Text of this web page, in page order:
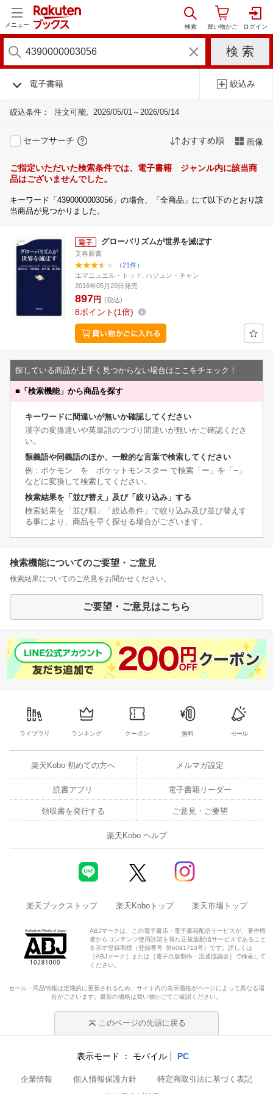
メニュー
電子書籍 絞込み
絞込条件： 注文可能 2026/05/01～2026/05/14
セーフサーチ おすすめ順 画像
ご指定いただいた検索条件では、電子書籍 ジャンル内に該当商
品はございませんでした。
キーワード「4390000003056」の場合、「全商品」にて以下のとおり該
当商品が見つかりました。
グローバリズムが世界を滅ぼす
文春新書
（21件）
エマニュエル・トッド, ハジュン・チャン
2016年05月20日発売
897円 (税込)
8ポイント 1倍
探している商品が上手く見つからない場合はここをチェック！
■ 「検索機能」から商品を探す
キーワードに間違いが無いか確認してください
漢字の変換違いや英単語のつづり間違いが無いかご確認くださ
い。
類義語や同義語のほか、一般的な言葉で検索してください
例：ポケモン を ポケットモンスター で検索「ー」を「−」
などに変換して検索してください。
検索結果を「並び替え」及び「絞り込み」する
検索結果を「並び順」「絞込条件」で絞り込み及び並び替えす
る事により、商品を早く探せる場合がございます。
検索機能についてのご要望・ご意見
検索結果についてのご意見をお聞かせください。
ご要望・ご意見はこちら
ライブラリ ランキング クーポン 無料 セール
楽天Kobo 初めての方へ メルマガ設定
読書アプリ 電子書籍リーダー
領収書を発行する ご意見・ご要望
楽天Kobo ヘルプ
楽天ブックストップ 楽天Koboトップ 楽天市場トップ
ABJマークは、この電子書店・電子書籍配信サービスが、著作権
者からコンテンツ使用許諾を得た正規版配信サービスであること
を示す登録商標（登録番号 第6091713号）です。詳しくは
［ABJマーク］または［電子出版制作・流通協議会］で検索して
ください。
セール・商品情報は定期的に更新されるため、サイト内の表示価格がページによって異なる場
合がございます。最新の価格は買い物かごでご確認ください。
このページの先頭に戻る
表示モード モバイル PC
企業情報 個人情報保護方針
特定商取引法に基づく表記